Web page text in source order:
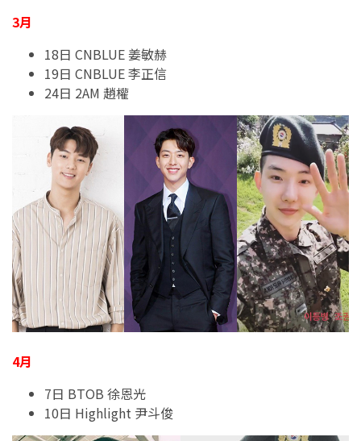
3月
18日 CNBLUE 姜敏赫
19日 CNBLUE 李正信
24日 2AM 趙權
4月
7日 BTOB 徐恩光
10日 Highlight 尹斗俊